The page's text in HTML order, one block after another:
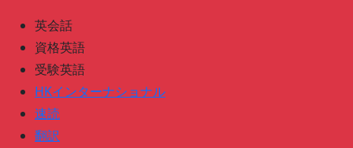
英会話
資格英語
受験英語
HKインターナショナル
速読
翻訳